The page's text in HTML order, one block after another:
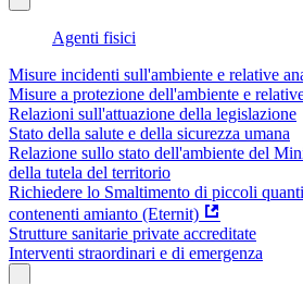
Agenti fisici
Misure incidenti sull'ambiente e relative
Misure a protezione dell'ambiente e
Relazioni sull'attuazione della legislazione
Stato della salute e della sicurezza umana
Relazione sullo stato dell'ambiente del
della tutela del territorio
Richiedere lo Smaltimento di piccoli
contenenti amianto (Eternit)
Strutture sanitarie private accreditate
Interventi straordinari e di emergenza